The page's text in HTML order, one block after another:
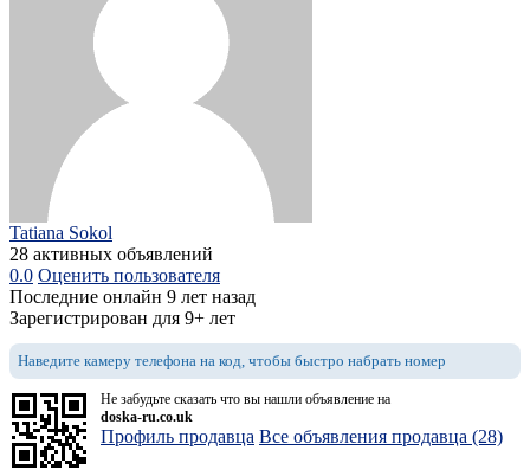
Tatiana Sokol
28 активных объявлений
0.0 Оценить пользователя
Последние онлайн 9 лет назад
Зарегистрирован для 9+ лет
Наведите камеру телефона на код, чтобы быстро набрать номер
Не забудьте сказать что вы нашли объявление на
doska-ru.co.uk
Профиль продавца Все объявления продавца (28)